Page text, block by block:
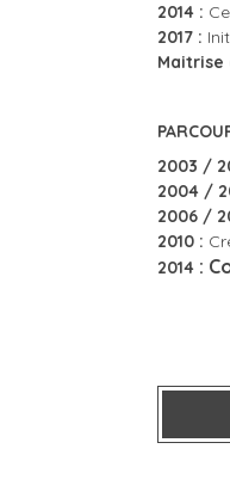
2014 :
2017 :
Maitrise
2003 /
2004 /
2006 /
2010 :
2014 :